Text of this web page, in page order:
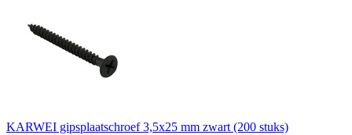
KARWEI gipsplaatschroef 3,5x25 mm zwart (200 stuks)